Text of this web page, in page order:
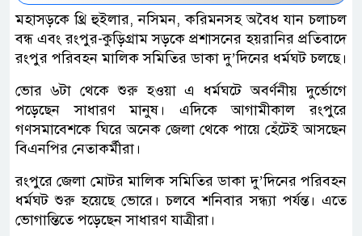
মহাসড়কে থ্রি হুইলার, নসিমন, করিমনসহ অবৈধ যান চলাচল
বন্ধ এবং রংপুর-কুড়িগ্রাম সড়কে প্রশাসনের হয়রানির প্রতিবাদে
রংপুর পরিবহন মালিক সমিতির ডাকা দু’দিনের ধর্মঘট চলছে।
ভোর ৬টা থেকে শুরু হওয়া এ ধর্মঘটে অবর্ণনীয় দুর্ভোগে
পড়েছেন সাধারণ মানুষ। এদিকে আগামীকাল রংপুরে
গণসমাবেশকে ঘিরে অনেক জেলা থেকে পায়ে হেঁটেই আসছেন
বিএনপির নেতাকর্মীরা।
রংপুরে জেলা মোটর মালিক সমিতির ডাকা দু’দিনের পরিবহন
ধর্মঘট শুরু হয়েছে ভোরে। চলবে শনিবার সন্ধ্যা পর্যন্ত। এতে
ভোগান্তিতে পড়েছেন সাধারণ যাত্রীরা।